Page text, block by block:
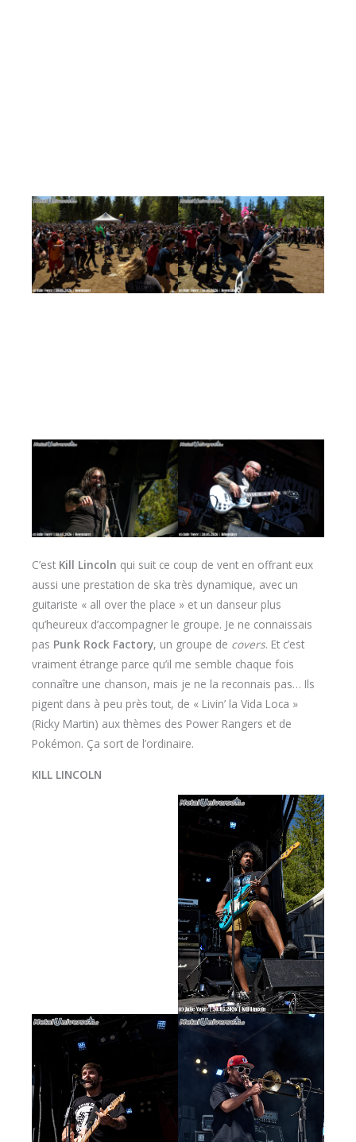
Kill Lincoln qui suit ce coup de vent en offrant eux
aussi une prestation de ska très dynamique, avec un
qu’heureux d’accompagner le groupe. Je ne connaissais
pasPunk Rock Factory , un groupe decovers. Et c’est
vraiment étrange parce qu’il me semble chaque fois
connaître une chanson, mais je ne la reconnais pas… Ils
pigent dans à peu près tout, de « Livin’ la Vida Loca »
(Ricky Martin) aux thèmes des Power Rangers et de
Pokémon. Ça sort de l’ordinaire.
KILL LINCOLN